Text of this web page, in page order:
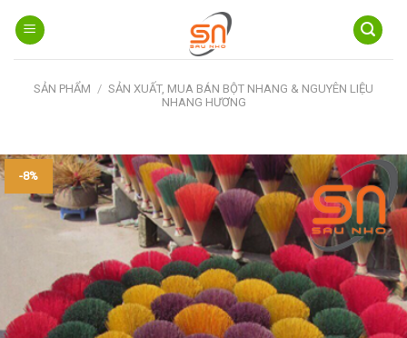
content
SẢN PHẨM / SẢN XUẤT, MUA BÁN BỘT NHANG & NGUYÊN LIỆU
NHANG HƯƠNG
-8%